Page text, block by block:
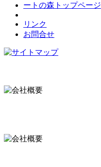
ートの森トップページ
リンク
お問合せ